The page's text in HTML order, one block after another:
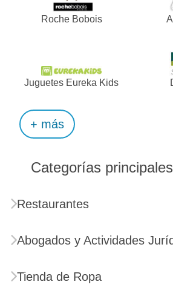
Roche Bobois
Juguetes Eureka Kids
+ más
Categorías
Restaurantes
Abogados y Actividades
Tienda de Ropa